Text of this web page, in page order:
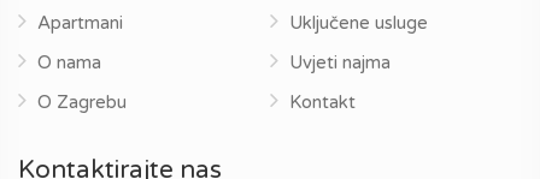
Apartmani
O nama
O Zagrebu
Uključene usluge
Uvjeti najma
Kontakt
Kontaktirajte nas